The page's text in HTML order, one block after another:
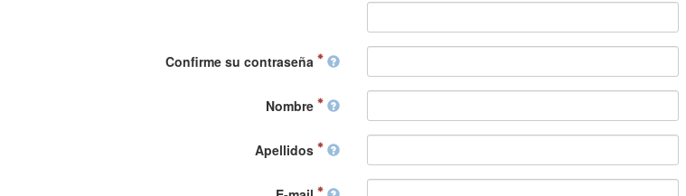
Confirme su contraseña
Nombre
Apellidos